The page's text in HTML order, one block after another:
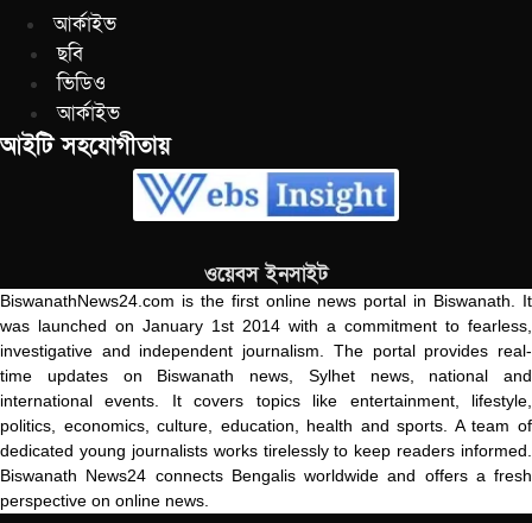
আর্কাইভ
ছবি
ভিডিও
আর্কাইভ
আইটি সহযোগীতায়
ওয়েবস ইনসাইট
BiswanathNews24.com is the first online news portal in Biswanath. It
was launched on January 1st 2014 with a commitment to fearless,
investigative and independent journalism. The portal provides real-
time updates on Biswanath news, Sylhet news, national and
international events. It covers topics like entertainment, lifestyle,
politics, economics, culture, education, health and sports. A team of
dedicated young journalists works tirelessly to keep readers informed.
Biswanath News24 connects Bengalis worldwide and offers a fresh
perspective on online news.